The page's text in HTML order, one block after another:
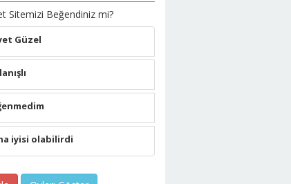
Sitemizi Beğendiniz mi?
Güzel
iyisi olabilirdi